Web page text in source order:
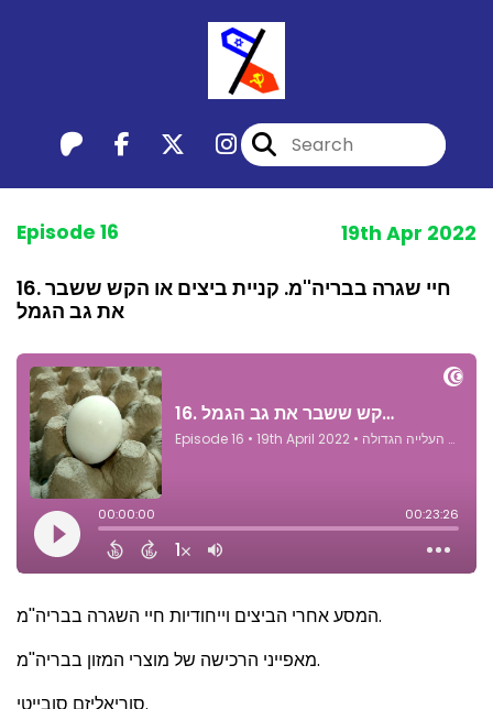
Episode 16 19th Apr 2022
16. חיי שגרה בבריה''מ. קניית ביצים או הקש ששבר
את גב הגמל
המסע אחרי הביצים וייחודיות חיי השגרה בבריה''מ.
מאפייני הרכישה של מוצרי המזון בבריה''מ.